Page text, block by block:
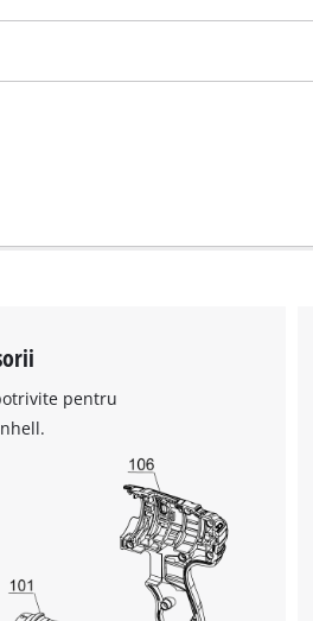
incarca serviciul
to trackers that are
pentru